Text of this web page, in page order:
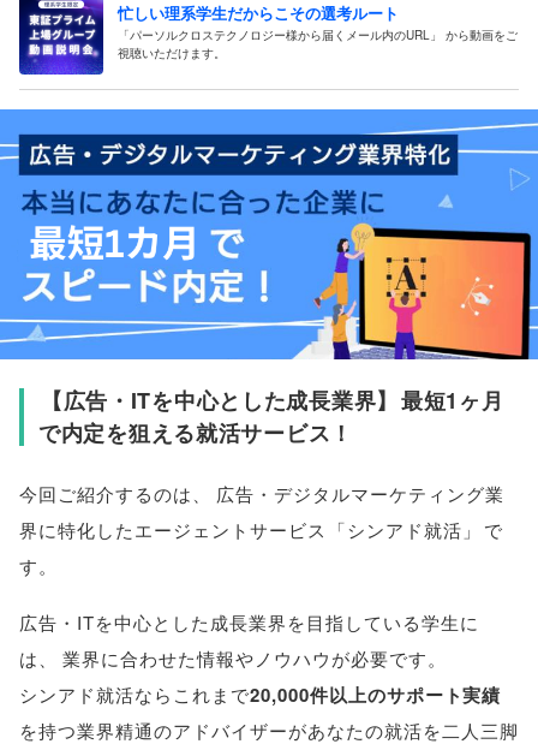
忙しい理系学生だからこその選考ルート
「パーソルクロステクノロジー様から届くメール内のURL」 から動画をご
視聴いただけます。
【広告・ITを中心とした成長業界】 最短1ヶ月
で内定を狙える就活サービス！
今回ご紹介するのは
広告・デジタルマーケティング業
界に特化したエージェントサービス
「シンアド就活 」
で
す。
広告・ITを中心とした成長業界を目指している学生に
は
業界に合わせた情報やノウハウが必要です。
シンアド就活ならこれまで20,000件以上のサポート実績
を持つ業界精通のアドバイザーがあなたの就活を二人三脚